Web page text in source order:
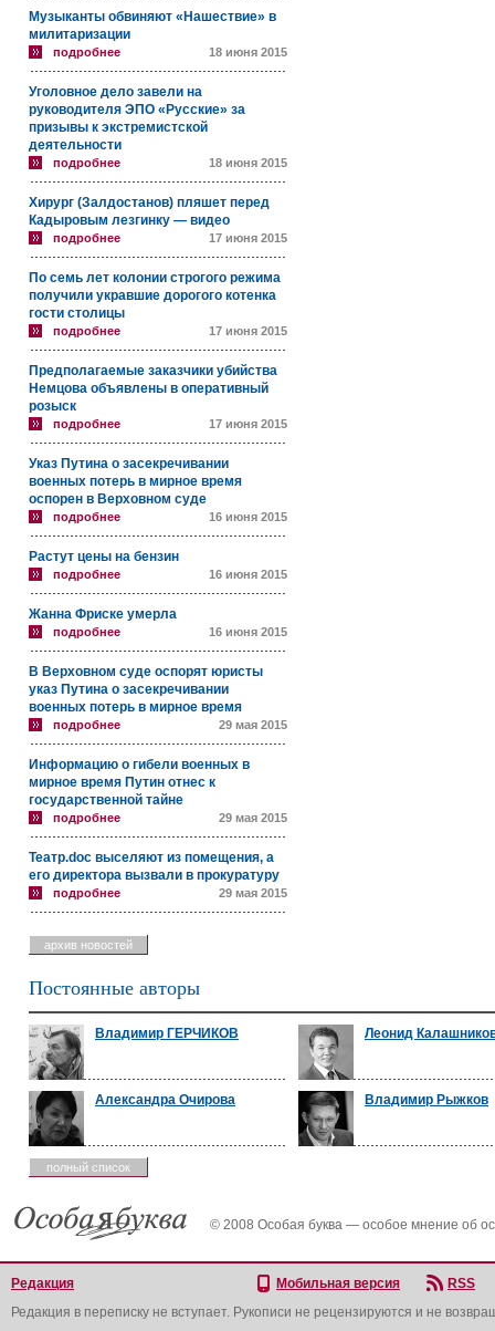
Музыканты обвиняют «Нашествие» в
милитаризации
подробнее 18 июня 2015
Уголовное дело завели на
руководителя ЭПО «Русские» за
призывы к экстремистской
деятельности
подробнее 18 июня 2015
Хирург (Залдостанов) пляшет перед
Кадыровым лезгинку — видео
подробнее 17 июня 2015
По семь лет колонии строгого режима
получили укравшие дорогого котенка
гости столицы
подробнее 17 июня 2015
Предполагаемые заказчики убийства
Немцова объявлены в оперативный
розыск
подробнее 17 июня 2015
Указ Путина о засекречивании
военных потерь в мирное время
оспорен в Верховном суде
подробнее 16 июня 2015
Растут цены на бензин
подробнее 16 июня 2015
Жанна Фриске умерла
подробнее 16 июня 2015
В Верховном суде оспорят юристы
указ Путина о засекречивании
военных потерь в мирное время
подробнее 29 мая 2015
Информацию о гибели военных в
мирное время Путин отнес к
государственной тайне
подробнее 29 мая 2015
Театр.doc выселяют из помещения, а
его директора вызвали в прокуратуру
подробнее 29 мая 2015
архив новостей
Постоянные авторы
Владимир ГЕРЧИКОВ Леонид
Александра Очирова Владимир Рыжков
полный список
© 2008 Особая буква — особое мнение об
Редакция Мобильная версия
RSS
Редакция в переписку не вступает. Рукописи не рецензируются и не